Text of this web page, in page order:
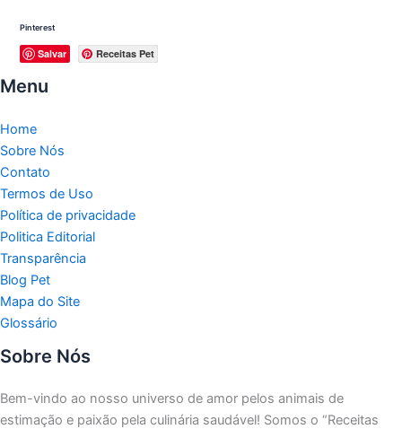
Pinterest
Salvar Receitas Pet
Menu
Home
Sobre Nós
Contato
Termos de Uso
Política de privacidade
Politica Editorial
Transparência
Blog Pet
Mapa do Site
Glossário
Sobre Nós
Bem-vindo ao nosso universo de amor pelos animais de
estimação e paixão pela culinária saudável! Somos o “Receitas